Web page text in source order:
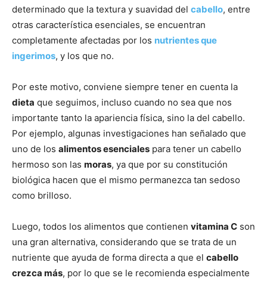
determinado que la textura y suavidad del cabello, entre
otras característica esenciales, se encuentran
completamente afectadas por los nutrientes que
ingerimos, y los que no.
Por este motivo, conviene siempre tener en cuenta la
dieta que seguimos, incluso cuando no sea que nos
importante tanto la apariencia física, sino la del cabello.
Por ejemplo, algunas investigaciones han señalado que
uno de los alimentos esenciales para tener un cabello
hermoso son las moras, ya que por su constitución
biológica hacen que el mismo permanezca tan sedoso
como brilloso.
Luego, todos los alimentos que contienen vitamina C son
una gran alternativa, considerando que se trata de un
nutriente que ayuda de forma directa a que el cabello
crezca más, por lo que se le recomienda especialmente